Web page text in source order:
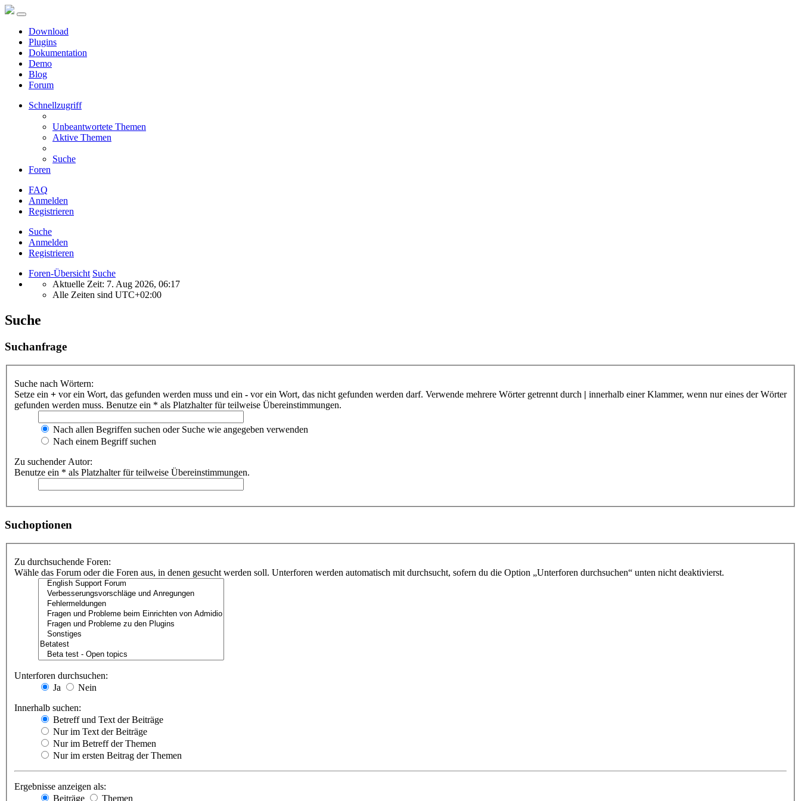
Download
Plugins
Dokumentation
Demo
Blog
Forum
Schnellzugriff
Unbeantwortete Themen
Aktive Themen
Suche
Foren
FAQ
Anmelden
Registrieren
Suche
Anmelden
Registrieren
Foren-Übersicht Suche
Aktuelle Zeit: 7. Aug 2026, 06:17
Alle Zeiten sind UTC+02:00
Suche
Suchanfrage
Suche nach Wörtern:
Setze ein + vor ein Wort, das gefunden werden muss und ein - vor ein Wort, das nicht gefunden werden darf. Verwende mehrere Wörter getrennt durch | innerhalb einer Klammer, wenn nur eines der Wörter
gefunden werden muss. Benutze ein * als Platzhalter für teilweise Übereinstimmungen.
Nach allen Begriffen suchen oder Suche wie angegeben verwenden
Nach einem Begriff suchen
Zu suchender Autor:
Benutze ein * als Platzhalter für teilweise Übereinstimmungen.
Suchoptionen
Zu durchsuchende Foren:
Wähle das Forum oder die Foren aus, in denen gesucht werden soll. Unterforen werden automatisch mit durchsucht, sofern du die Option „Unterforen durchsuchen“ unten nicht deaktivierst.
Unterforen durchsuchen:
Ja
Nein
Innerhalb suchen:
Betreff und Text der Beiträge
Nur im Text der Beiträge
Nur im Betreff der Themen
Nur im ersten Beitrag der Themen
Ergebnisse anzeigen als:
Beiträge
Themen